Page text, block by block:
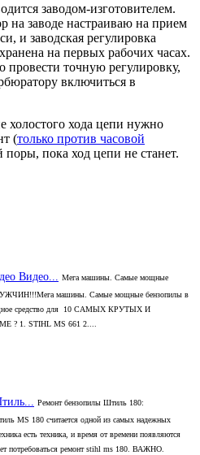
заводом-изготовителем.
на заводе настраиваю на прием
и заводская регулировка
на первых рабочих часах.
провести точную регулировку,
включиться в
холостого хода цепи нужно
(только против часовой
поры, пока ход цепи не станет.
Видео... Мега машины. Самые мощные
машины. Самые мощные бензопилы в
средство для 10 САМЫХ КРУТЫХ И
1. STIHL MS 661 2....
Ремонт бензопилы Штиль 180:
MS 180 считается одной из самых надежных
есть техника, и время от времени появляются
потребоваться ремонт stihl ms 180. ВАЖНО.